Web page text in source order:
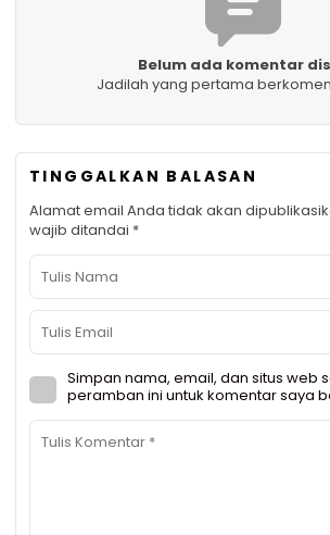
Belum ada komentar
Jadilah yang pertama
TINGGALKAN BALASAN
Alamat email Anda tidak akan
wajib ditandai *
Simpan nama, email, dan situs web
peramban ini untuk komentar saya